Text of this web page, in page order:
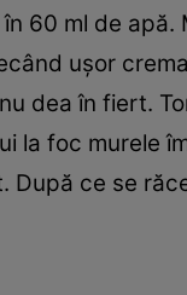
60 ml de
uşor
dea în fiert.
la foc murele
ce se